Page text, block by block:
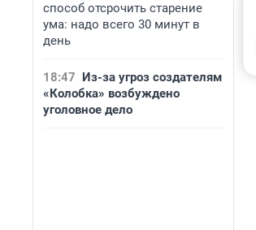
способ отсрочить старение
ума: надо всего 30 минут в
день
18:47 Из-за угроз создателям
«Колобка» возбуждено
уголовное дело